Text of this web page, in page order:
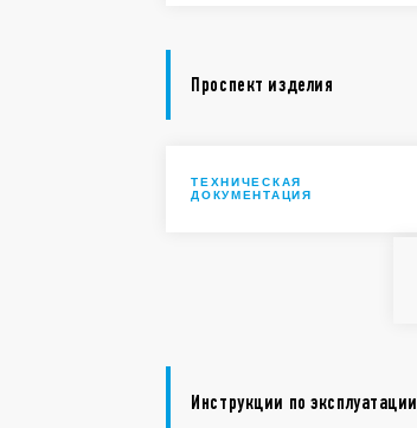
Проспект изделия
ТЕХНИЧЕСКАЯ
ДОКУМЕНТАЦИЯ
Инструкции по эксплуатации